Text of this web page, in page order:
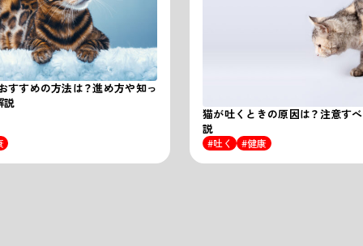
すすめの方法は？進め方や知っ
説
猫が吐くときの原因は？注意す
説
吐く 健康